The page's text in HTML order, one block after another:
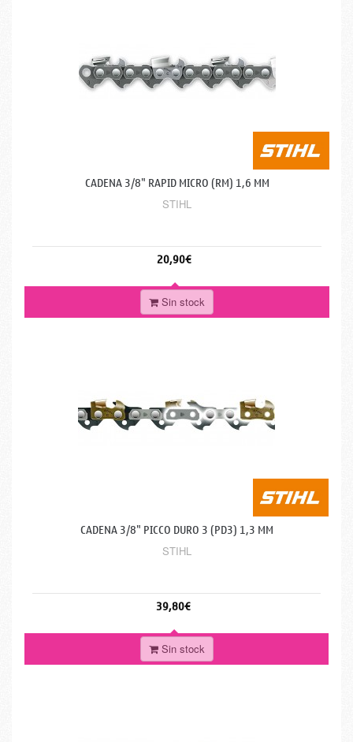
CADENA 3/8" RAPID MICRO (RM) 1,6 MM
STIHL
20,90€
Sin stock
CADENA 3/8" PICCO DURO 3 (PD3) 1,3 MM
STIHL
39,80€
Sin stock